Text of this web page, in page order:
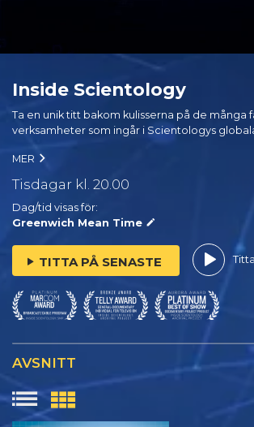
Inside Scientology
Ta en unik titt bakom kulisserna på de många
verksamheter som ingår i Scientologys
MER
Tisdagar kl. 20.00
Dag/tid visas för:
Greenwich Mean Time
TITTA PÅ SENASTE
AVSNITT